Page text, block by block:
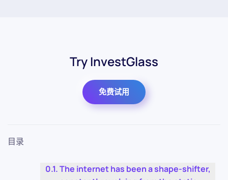
Try InvestGlass
免费试用
目录
The internet has been a shape-shifter,